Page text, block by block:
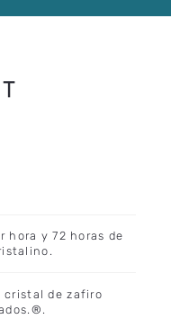
hora y 72 horas de
cristal de zafiro